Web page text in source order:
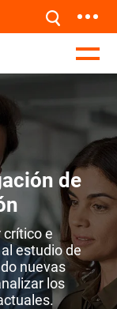
de
e
estudio de
nuevas
los